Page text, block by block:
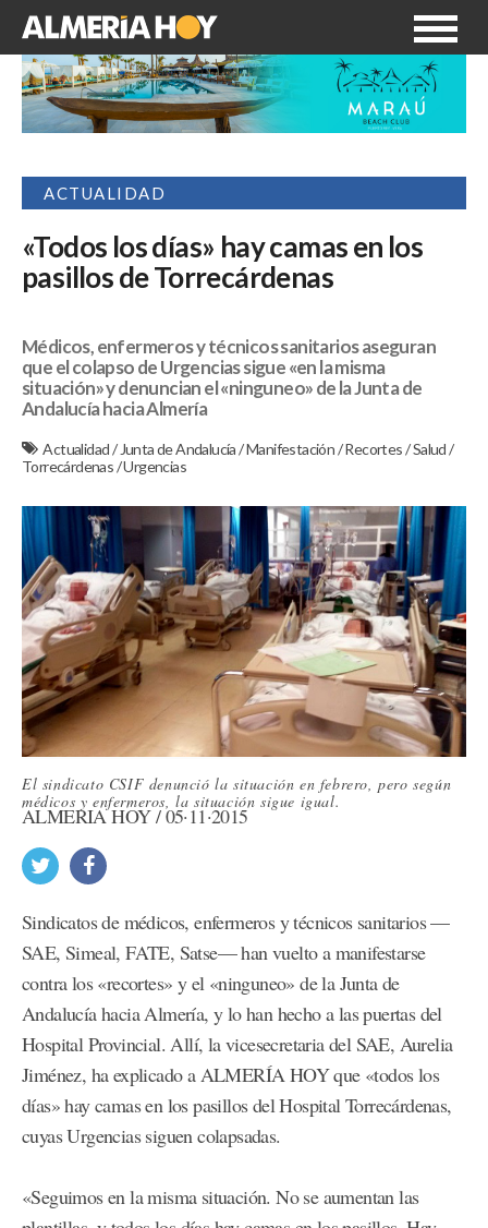
ACTUALIDAD
«Todos los días» hay camas en los
pasillos de Torrecárdenas
Médicos, enfermeros y técnicos sanitarios aseguran
que el colapso de Urgencias sigue «en la misma
situación» y denuncian el «ninguneo» de la Junta de
Andalucía hacia Almería
Actualidad/ Junta de Andalucía/Manifestación/Recortes/Salud/
Torrecárdenas/Urgencias
El sindicato CSIF denunció la situación en febrero, pero según
médicos y enfermeros, la situación sigue igual.
ALMERÍA HOY / 05·11·2015
Sindicatos de médicos, enfermeros y técnicos sanitarios —
SAE, Simeal, FATE, Satse— han vuelto a manifestarse
contra los «recortes» y el «ninguneo» de la Junta de
Andalucía hacia Almería, y lo han hecho a las puertas del
Hospital Provincial. Allí, la vicesecretaria del SAE, Aurelia
Jiménez, ha explicado a ALMERÍA HOY que «todos los
días» hay camas en los pasillos del Hospital Torrecárdenas,
cuyas Urgencias siguen colapsadas.
«Seguimos en la misma situación. No se aumentan las